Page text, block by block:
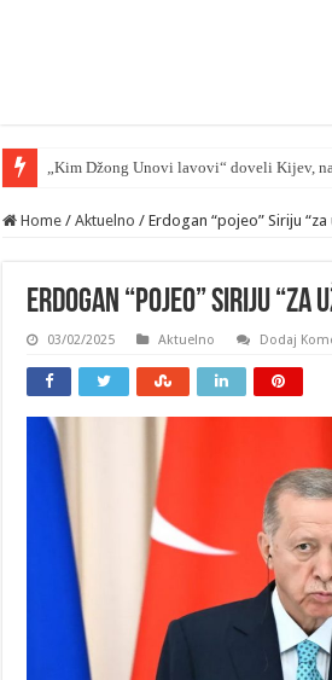
„Kim Džong Unovi lavovi“ doveli Kijev,
Home / Aktuelno / Erdogan “pojeo” Siriju “za
Erdogan “pojeo” Siriju “za
03/02/2025 Aktuelno Dodaj